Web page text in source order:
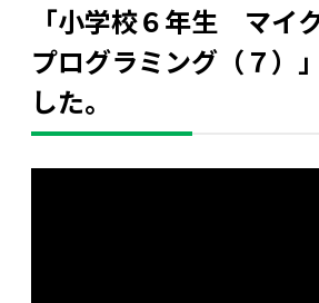
「小学校６年生 マイ
プログラミング（７）
した。